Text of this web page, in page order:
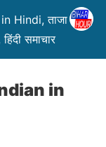
Hindi, ताजा ख़बरें,
समाचार
Indian in